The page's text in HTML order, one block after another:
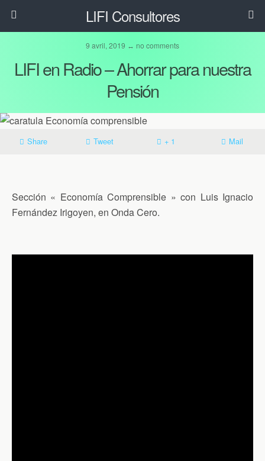
LIFI Consultores
9 avril, 2019 ↔ no comments
LIFI en Radio – Ahorrar para nuestra
Pensión
Share Tweet + 1 Mail
Sección « Economía Comprensible » con Luis Ignacio
Fernández Irigoyen, en Onda Cero.